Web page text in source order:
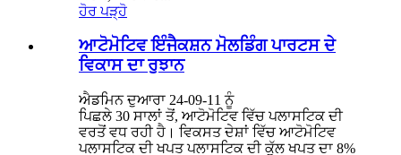
ਹੋਰ ਪੜ੍ਹੋ
ਆਟੋਮੋਟਿਵ ਇੰਜੈਕਸ਼ਨ ਮੋਲਡਿੰਗ ਪਾਰਟਸ ਦੇ
ਵਿਕਾਸ ਦਾ ਰੁਝਾਨ
ਐਡਮਿਨ ਦੁਆਰਾ 24-09-11 ਨੂੰ
ਪਿਛਲੇ 30 ਸਾਲਾਂ ਤੋਂ, ਆਟੋਮੋਟਿਵ ਵਿੱਚ ਪਲਾਸਟਿਕ ਦੀ
ਵਰਤੋਂ ਵਧ ਰਹੀ ਹੈ। ਵਿਕਸਤ ਦੇਸ਼ਾਂ ਵਿੱਚ ਆਟੋਮੋਟਿਵ
ਪਲਾਸਟਿਕ ਦੀ ਖਪਤ ਪਲਾਸਟਿਕ ਦੀ ਕੁੱਲ ਖਪਤ ਦਾ 8%